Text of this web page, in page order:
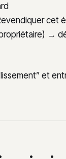
cet
propriétaire) →
et